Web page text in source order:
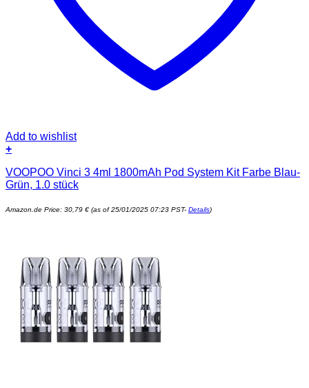
Add to wishlist
+
VOOPOO Vinci 3 4ml 1800mAh Pod System Kit Farbe Blau-
Grün, 1.0 stück
Amazon.de Price: 30,79 € (as of 25/01/2025 07:23 PST- Details)